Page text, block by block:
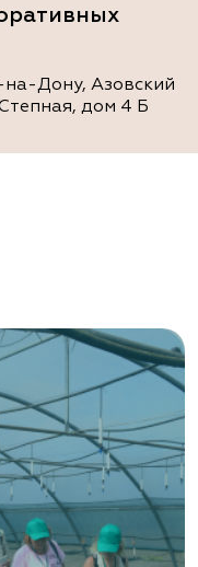
на-Дону, Азовский
дом 4 Б
на-Дону,